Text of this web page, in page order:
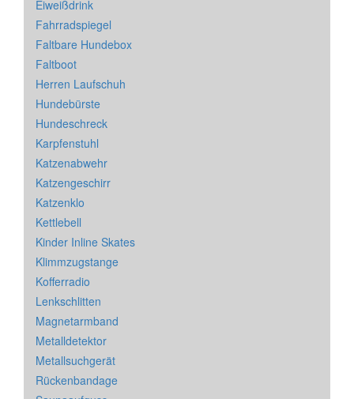
Eiweißdrink
Fahrradspiegel
Faltbare Hundebox
Faltboot
Herren Laufschuh
Hundebürste
Hundeschreck
Karpfenstuhl
Katzenabwehr
Katzengeschirr
Katzenklo
Kettlebell
Kinder Inline Skates
Klimmzugstange
Kofferradio
Lenkschlitten
Magnetarmband
Metalldetektor
Metallsuchgerät
Rückenbandage